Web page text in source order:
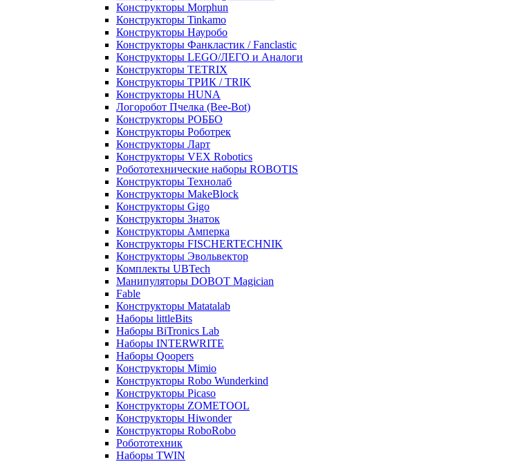
Конструкторы Morphun
Конструкторы Tinkamo
Конструкторы Науробо
Конструкторы Фанкластик / Fanclastic
Конструкторы LEGO/ЛЕГО и Аналоги
Конструкторы TETRIX
Конструкторы ТРИК / TRIK
Конструкторы HUNA
Логоробот Пчелка (Bee-Bot)
Конструкторы РОББО
Конструкторы Роботрек
Конструкторы Ларт
Конструкторы VEX Robotics
Робототехнические наборы ROBOTIS
Конструкторы Технолаб
Конструкторы MakeBlock
Конструкторы Gigo
Конструкторы Знаток
Конструкторы Амперка
Конструкторы FISCHERTECHNIK
Конструкторы Эвольвектор
Комплекты UBTech
Манипуляторы DOBOT Magician
Fable
Конструкторы Matatalab
Наборы littleBits
Наборы BiTronics Lab
Наборы INTERWRITE
Наборы Qoopers
Конструкторы Mimio
Конструкторы Robo Wunderkind
Конструкторы Picaso
Конструкторы ZOMETOOL
Конструкторы Hiwonder
Конструкторы RoboRobo
Робототехник
Наборы TWIN